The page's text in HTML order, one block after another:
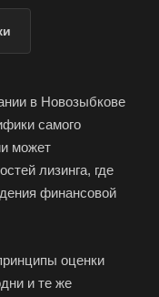
в Новозыбкове
самого
может
лизинга, где
финансовой
оценки
и те же